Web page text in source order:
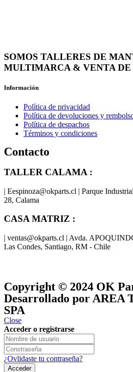
SOMOS TALLERES DE
MULTIMARCA & VENTA DE
Información
Política de privacidad
Política de devoluciones y
Política de despachos
Términos y condiciones
Contacto
TALLER CALAMA :
| Eespinoza@okparts.cl | Parque
28, Calama
CASA MATRIZ :
| ventas@okparts.cl | Avda.
Las Condes, Santiago, RM - Chile
Copyright © 2024 OK
Desarrollado por AREA
SPA
Close
Acceder o registrarse
¿Ovlidaste tu contraseña?